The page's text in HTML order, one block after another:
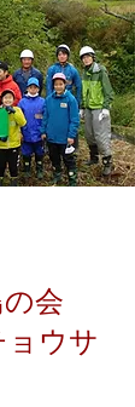
の会
ョウサ